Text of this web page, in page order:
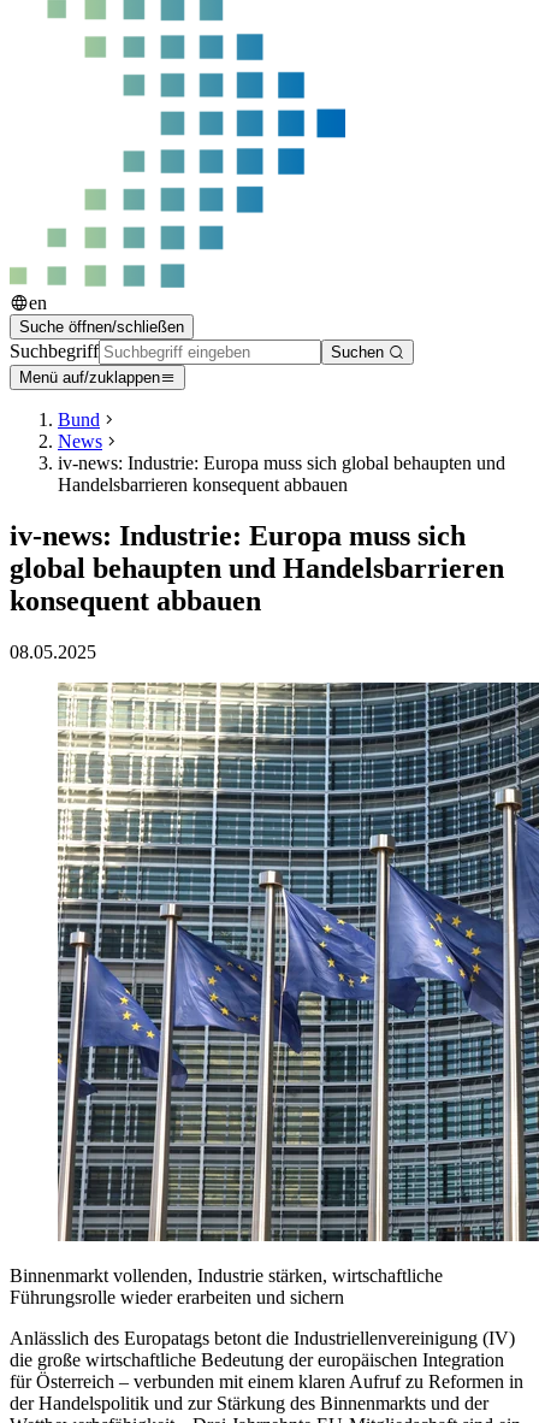
en
Suche öffnen/schließen
Suchbegriff
Suchen
Menü auf/zuklappen
Bund
News
iv-news: Industrie: Europa muss sich global behaupten und
Handelsbarrieren konsequent abbauen
iv-news: Industrie: Europa muss sich
global behaupten und Handelsbarrieren
konsequent abbauen
08.05.2025
Binnenmarkt vollenden, Industrie stärken, wirtschaftliche
Führungsrolle wieder erarbeiten und sichern
Anlässlich des Europatags betont die Industriellenvereinigung (IV)
die große wirtschaftliche Bedeutung der europäischen Integration
für Österreich – verbunden mit einem klaren Aufruf zu Reformen in
der Handelspolitik und zur Stärkung des Binnenmarkts und der